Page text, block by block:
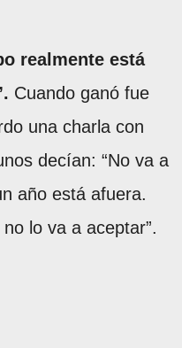
realmente está
Cuando ganó fue
una charla con
decían: “No va a
año está afuera.
lo va a aceptar”.